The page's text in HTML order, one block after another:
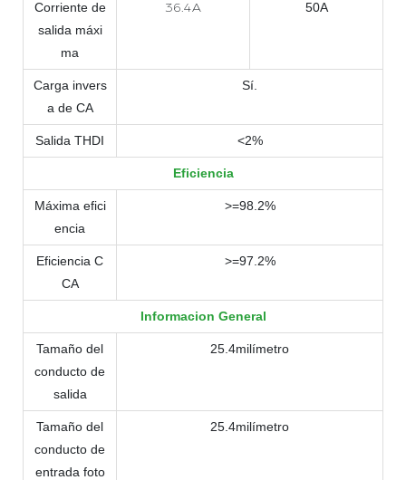
Corriente de
salida máxi
ma
36.4A 50A
Carga invers
a de CA
Sí.
Salida THDI <2%
Eficiencia
Máxima efici
encia
>=98.2%
Eficiencia C
CA
>=97.2%
Informacion General
Tamaño del
conducto de
salida
25.4milímetro
Tamaño del
conducto de
entrada foto
25.4milímetro